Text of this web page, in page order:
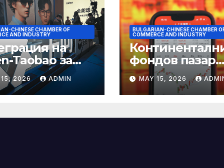
CHINESE CHAMBER OF
AND INDUSTRY
на
Taobao за
на
618
15, 2026 ADMIN
BULGARIAN-CHINESE CHAMBER
COMMERCE AND INDUSTRY
фондов пазар
достига 11-
годишен връх
MAY 15, 2026